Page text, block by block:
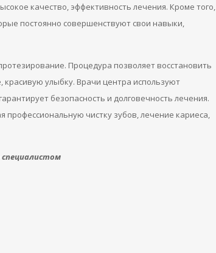
качество, эффективность лечения. Кроме того,
постоянно совершенствуют свои навыки,
Процедура позволяет восстановить
улыбку. Врачи центра используют
безопасность и долговечность лечения.
профессиональную чистку зубов, лечение кариеса,